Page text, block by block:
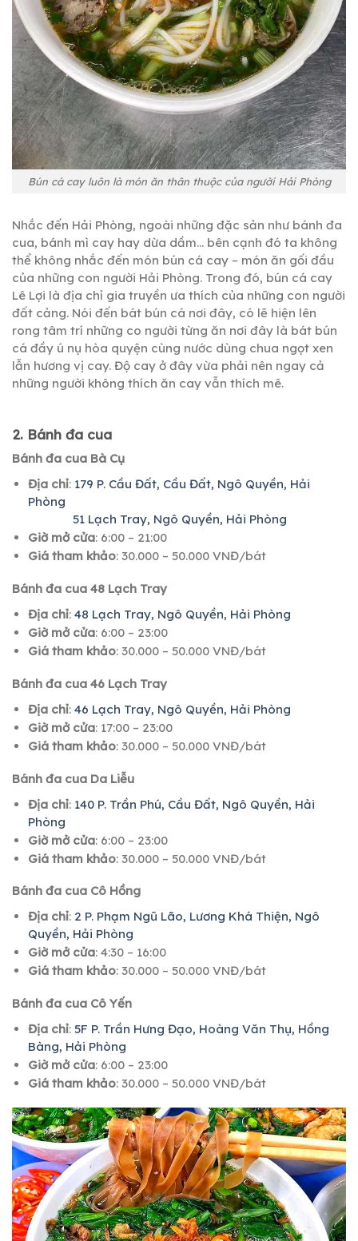
Bún cá cay luôn là món ăn thân thuộc của người Hải Phòng
Nhắc đến Hải Phòng, ngoài những đặc sản như bánh đa
cua, bánh mì cay hay dừa dầm… bên cạnh đó ta không
thể không nhắc đến món bún cá cay – món ăn gối đầu
của những con người Hải Phòng. Trong đó, bún cá cay
Lê Lợi là địa chỉ gia truyền ưa thích của những con người
đất cảng. Nói đến bát bún cá nơi đây, có lẽ hiện lên
rong tâm trí những co người từng ăn nơi đây là bát bún
cá đầy ú nụ hòa quyện cùng nước dùng chua ngọt xen
lẫn hương vị cay. Độ cay ở đây vừa phải nên ngay cả
những người không thích ăn cay vẫn thích mê.
2. Bánh đa cua
Bánh đa cua Bà Cụ
Địa chỉ: 179 P. Cầu Đất, Cầu Đất, Ngô Quyền, Hải
Phòng
51 Lạch Tray, Ngô Quyền, Hải Phòng
Giờ mở cửa: 6:00 – 21:00
Giá tham khảo: 30.000 – 50.000 VNĐ/bát
Bánh đa cua 48 Lạch Tray
Địa chỉ: 48 Lạch Tray, Ngô Quyền, Hải Phòng
Giờ mở cửa: 6:00 – 23:00
Giá tham khảo: 30.000 – 50.000 VNĐ/bát
Bánh đa cua 46 Lạch Tray
Địa chỉ: 46 Lạch Tray, Ngô Quyền, Hải Phòng
Giờ mở cửa: 17:00 – 23:00
Giá tham khảo: 30.000 – 50.000 VNĐ/bát
Bánh đa cua Da Liễu
Địa chỉ: 140 P. Trần Phú, Cầu Đất, Ngô Quyền, Hải
Phòng
Giờ mở cửa: 6:00 – 23:00
Giá tham khảo: 30.000 – 50.000 VNĐ/bát
Bánh đa cua Cô Hồng
Địa chỉ: 2 P. Phạm Ngũ Lão, Lương Khá Thiện, Ngô
Quyền, Hải Phòng
Giờ mở cửa: 4:30 – 16:00
Giá tham khảo: 30.000 – 50.000 VNĐ/bát
Bánh đa cua Cô Yến
Địa chỉ: 5F P. Trần Hưng Đạo, Hoàng Văn Thụ, Hồng
Bàng, Hải Phòng
Giờ mở cửa: 6:00 – 23:00
Giá tham khảo: 30.000 – 50.000 VNĐ/bát